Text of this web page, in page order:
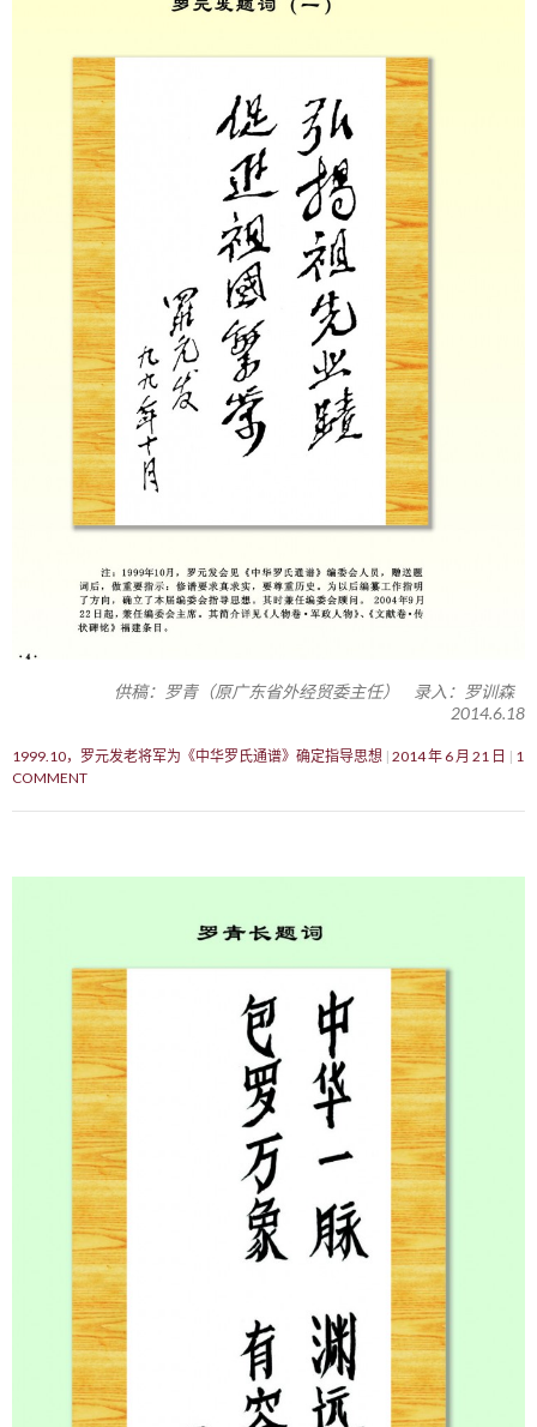
供稿：罗青（原广东省外经贸委主任） 录入：罗训森
2014.6.18
1999.10，罗元发老将军为《中华罗氏通谱》确定指导思想 2014 年 6 月 21 日
1
COMMENT